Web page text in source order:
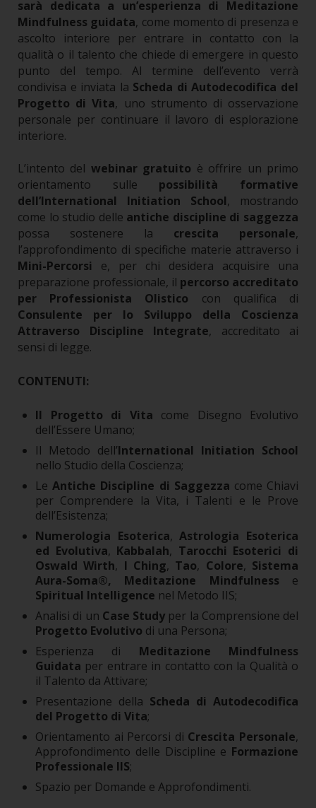
sarà dedicata a un’esperienza di Meditazione
Mindfulness guidata, come momento di presenza e
ascolto interiore per entrare in contatto con la
qualità o il talento che chiede di emergere in questo
punto del tempo. Al termine dell’evento verrà
condivisa e inviata la Scheda di Autodecodifica del
Progetto di Vita, uno strumento di osservazione
personale per continuare il lavoro di esplorazione
interiore.
L’intento del webinar gratuito è offrire un primo
orientamento sulle possibilità formative
dell’International Initiation School, mostrando
come lo studio delle antiche discipline di saggezza
possa sostenere la crescita personale,
l’approfondimento di specifiche materie attraverso i
Mini-Percorsi e, per chi desidera acquisire una
preparazione professionale, il percorso accreditato
per Professionista Olistico con qualifica di
Consulente per lo Sviluppo della Coscienza
Attraverso Discipline Integrate, accreditato ai
sensi di legge.
CONTENUTI:
Il Progetto di Vita come Disegno Evolutivo
dell’Essere Umano;
Il Metodo dell’International Initiation School
nello Studio della Coscienza;
LeAntiche Discipline di Saggezza come Chiavi
per Comprendere la Vita, i Talenti e le Prove
dell’Esistenza;
Numerologia Esoterica,Astrologia Esoterica
ed Evolutiva, Kabbalah, Tarocchi Esoterici di
Oswald Wirth, I Ching, Tao, Colore, Sistema
Aura-Soma®,
Meditazione Mindfulness e
Spiritual Intelligence nel Metodo IIS;
Analisi di un Case Study per la Comprensione del
Progetto Evolutivo di una Persona;
Esperienza di Meditazione Mindfulness
Guidata per entrare in contatto con la Qualità o
il Talento da Attivare;
Presentazione della Scheda di Autodecodifica
del Progetto di Vita;
Orientamento ai Percorsi di Crescita Personale,
Approfondimento delle Discipline e Formazione
Professionale IIS;
Spazio per Domande e Approfondimenti.